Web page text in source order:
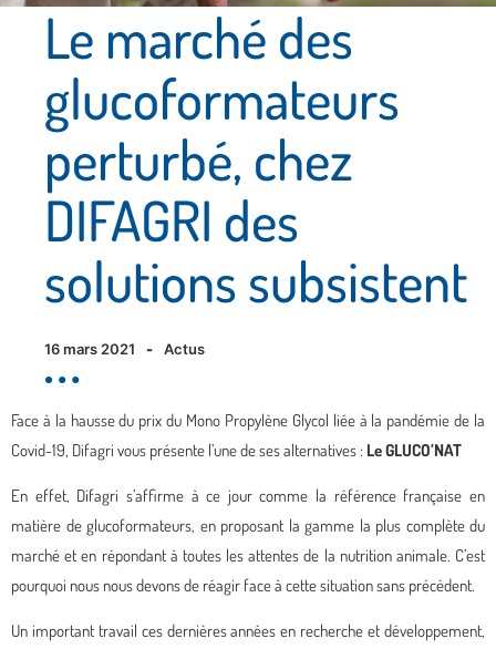
Le marché des
glucoformateurs
perturbé, chez
DIFAGRI des
solutions subsistent
16 mars 2021 - Actus
Face à la hausse du prix du Mono Propylène Glycol liée à la pandémie de la
Covid-19, Difagri vous présente l’une de ses alternatives : Le GLUCO’NAT
En effet, Difagri s’affirme à ce jour comme la référence française en
matière de glucoformateurs, en proposant la gamme la plus complète du
marché et en répondant à toutes les attentes de la nutrition animale. C’est
pourquoi nous nous devons de réagir face à cette situation sans précédent.
Un important travail ces dernières années en recherche et développement,